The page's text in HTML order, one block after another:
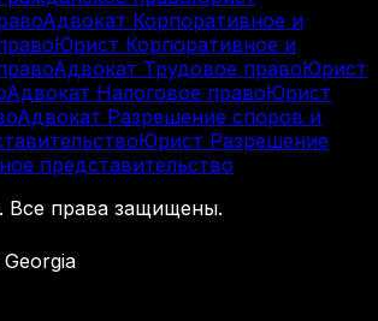
Адвокат Корпоративное и
Юрист Корпоративное и
Адвокат Трудовое правоЮрист
Адвокат Налоговое правоЮрист
Адвокат Разрешение споров и
Юрист Разрешение
представительство
Все права защищены.
Georgia